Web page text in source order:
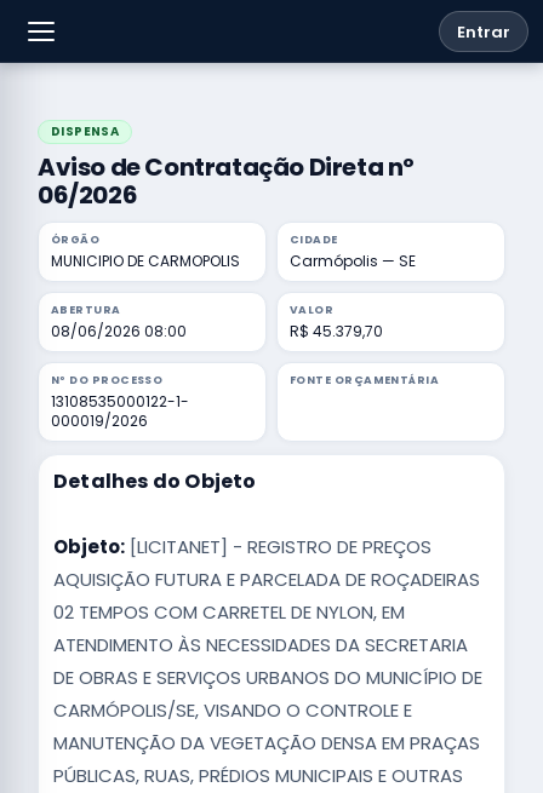
Entrar
DISPENSA
Aviso de Contratação Direta nº
06/2026
ÓRGÃO
MUNICIPIO DE CARMOPOLIS
CIDADE
Carmópolis — SE
ABERTURA
08/06/2026 08:00
VALOR
R$ 45.379,70
Nº DO PROCESSO
13108535000122-1-
000019/2026
FONTE ORÇAMENTÁRIA
Detalhes do Objeto
Objeto: [LICITANET] - REGISTRO DE PREÇOS
AQUISIÇÃO FUTURA E PARCELADA DE ROÇADEIRAS
02 TEMPOS COM CARRETEL DE NYLON, EM
ATENDIMENTO ÀS NECESSIDADES DA SECRETARIA
DE OBRAS E SERVIÇOS URBANOS DO MUNICÍPIO DE
CARMÓPOLIS/SE, VISANDO O CONTROLE E
MANUTENÇÃO DA VEGETAÇÃO DENSA EM PRAÇAS
PÚBLICAS, RUAS, PRÉDIOS MUNICIPAIS E OUTRAS